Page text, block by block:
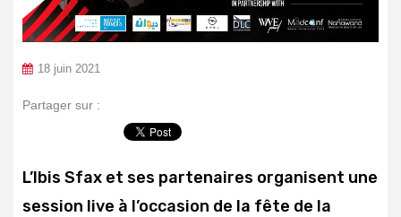
18 juin 2021
Partager sur :
L’Ibis Sfax et ses partenaires organisent une
session live à l’occasion de la fête de la